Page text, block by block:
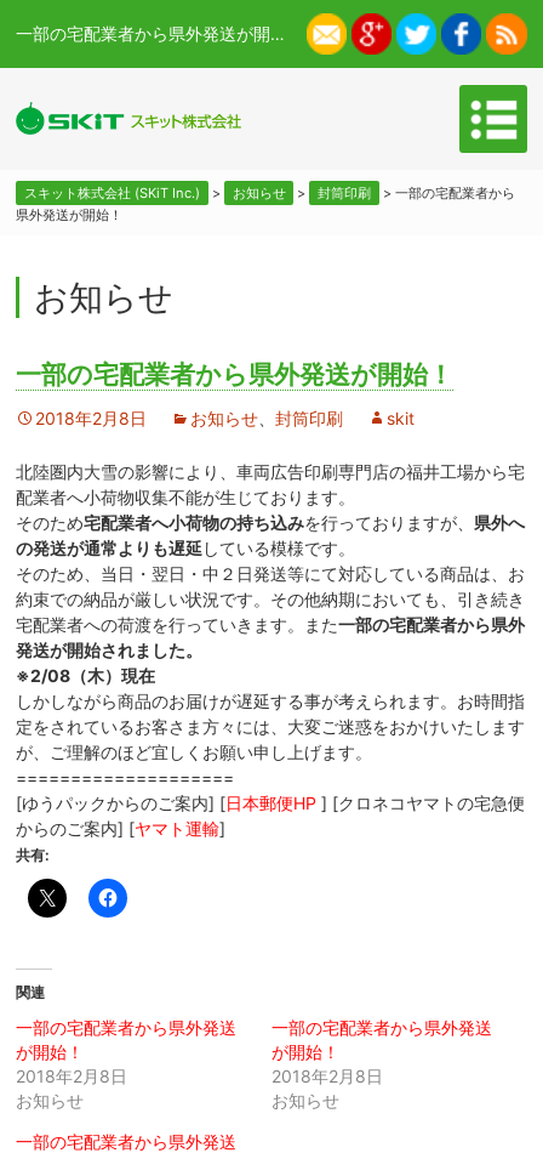
一部の宅配業者から県外発送が開始！ - スキット株式会社 (SKiT Inc.)
スキット株式会社 (SKiT Inc.) > お知らせ > 封筒印刷 > 一部の宅配業者から
県外発送が開始！
お知らせ
一部の宅配業者から県外発送が開始！
2018年2月8日 お知らせ 、封筒印刷 skit
北陸圏内大雪の影響により、車両広告印刷専門店の福井工場から宅
配業者へ小荷物収集不能が生じております。
そのため宅配業者へ小荷物の持ち込みを行っておりますが、 県外へ
の発送が通常よりも遅延 している模様です。
そのため、当日・翌日・中２日発送等にて対応している商品は、お
約束での納品が厳しい状況です。その他納期においても、引き続き
宅配業者への荷渡を行っていきます。また一部の宅配業者から県外
発送が開始されました。
※2/08（木）現在
しかしながら商品のお届けが遅延する事が考えられます。お時間指
定をされているお客さま方々には、大変ご迷惑をおかけいたします
が、ご理解のほど宜しくお願い申し上げます。
====================
[ゆうパックからのご案内] [日本郵便HP ] [クロネコヤマトの宅急便
からのご案内] [ヤマト運輸]
共有:
関連
一部の宅配業者から県外発送
が開始！
2018年2月8日
お知らせ
一部の宅配業者から県外発送
が開始！
2018年2月8日
お知らせ
一部の宅配業者から県外発送